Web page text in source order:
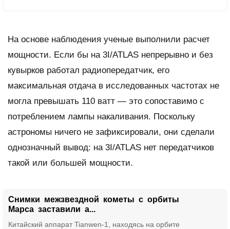
На основе наблюдения ученые выполнили расчет
мощности. Если бы на 3I/ATLAS непрерывно и без
кувырков работал радиопередатчик, его
максимальная отдача в исследованных частотах не
могла превышать 110 ватт — это сопоставимо с
потреблением лампы накаливания. Поскольку
астрономы ничего не зафиксировали, они сделали
однозначный вывод: на 3I/ATLAS нет передатчиков
такой или большей мощности.
Снимки межзвездной кометы с орбиты
Марса заставили а...
Китайский аппарат Tianwen-1, находясь на орбите